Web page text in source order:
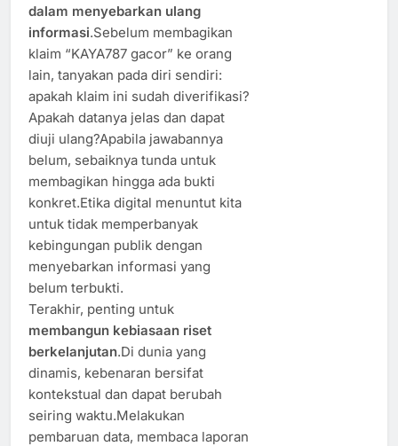
dalam menyebarkan ulang
informasi.Sebelum membagikan
klaim “KAYA787 gacor” ke orang
lain, tanyakan pada diri sendiri:
apakah klaim ini sudah diverifikasi?
Apakah datanya jelas dan dapat
diuji ulang?Apabila jawabannya
belum, sebaiknya tunda untuk
membagikan hingga ada bukti
konkret.Etika digital menuntut kita
untuk tidak memperbanyak
kebingungan publik dengan
menyebarkan informasi yang
belum terbukti.
Terakhir, penting untuk
membangun kebiasaan riset
berkelanjutan.Di dunia yang
dinamis, kebenaran bersifat
kontekstual dan dapat berubah
seiring waktu.Melakukan
pembaruan data, membaca laporan